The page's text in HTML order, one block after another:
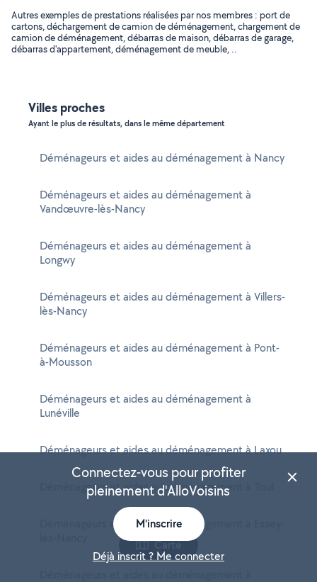
Autres exemples de prestations réalisées par nos membres : port de
cartons, déchargement de camion de déménagement, chargement de
camion de déménagement, débarras de maison, débarras de garage,
débarras d'appartement, déménagement de meuble, ..
Villes proches
Ayant le plus de résultats, dans le même département
Déménageurs et aides au déménagement à Nancy
Déménageurs et aides au déménagement à
Vandœuvre-lès-Nancy
Déménageurs et aides au déménagement à
Longwy
Déménageurs et aides au déménagement à Villers-
lès-Nancy
Déménageurs et aides au déménagement à Pont-
à-Mousson
Déménageurs et aides au déménagement à
Lunéville
Déménageurs et aides au déménagement à Laxou
Déménageurs et aides au déménagement à Toul
Déménageurs et aides au déménagement à Essey-
Carte
Connectez-vous pour profiter
pleinement d'AlloVoisins
M'inscrire
Déjà inscrit ? Me connecter